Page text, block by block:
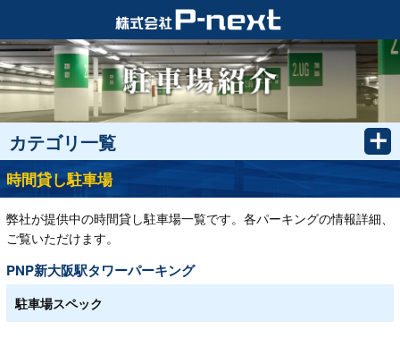
カテゴリ一覧
時間貸し駐車場
弊社が提供中の時間貸し駐車場一覧です。各パーキングの情報詳細、
ご覧いただけます。
PNP新大阪駅タワーパーキング
駐車場スペック